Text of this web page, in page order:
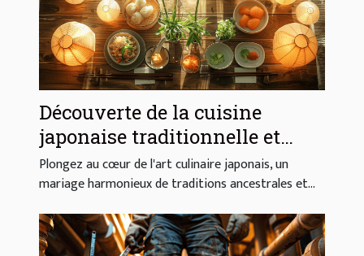
Découverte de la cuisine
japonaise traditionnelle et
moderne
Plongez au cœur de l'art culinaire japonais, un
mariage harmonieux de traditions ancestrales et...